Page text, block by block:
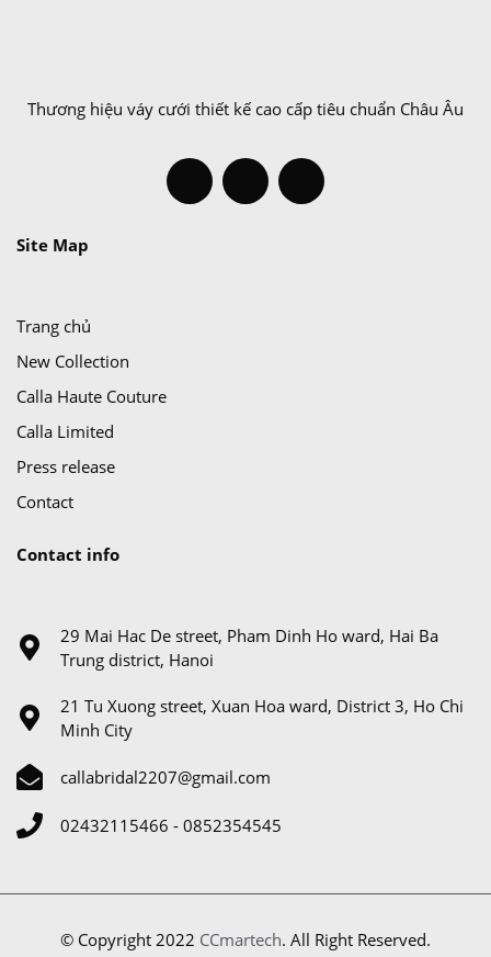
Thương hiệu váy cưới thiết kế cao cấp tiêu chuẩn Châu Âu
Site Map
Trang chủ
New Collection
Calla Haute Couture
Calla Limited
Press release
Contact
Contact info
29 Mai Hac De street, Pham Dinh Ho ward, Hai Ba
Trung district, Hanoi
21 Tu Xuong street, Xuan Hoa ward, District 3, Ho Chi
Minh City
callabridal2207@gmail.com
02432115466 - 0852354545
© Copyright 2022 CCmartech. All Right Reserved.